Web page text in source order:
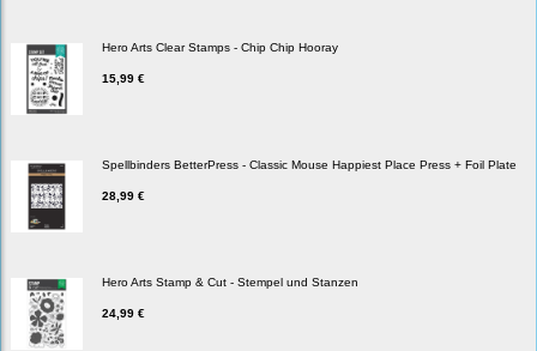
Hero Arts Clear Stamps - Chip Chip Hooray
15,99 €
Spellbinders BetterPress - Classic Mouse Happiest Place Press + Foil Plate
28,99 €
Hero Arts Stamp & Cut - Stempel und Stanzen
24,99 €